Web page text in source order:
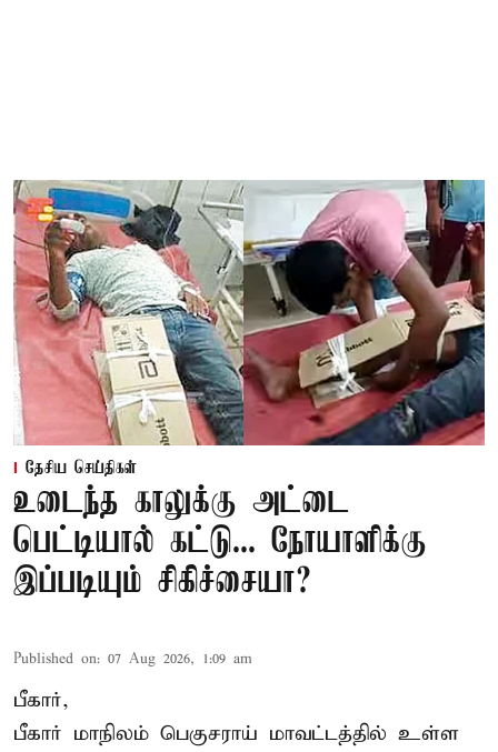
தேசிய செய்திகள்
உடைந்த காலுக்கு அட்டை
பெட்டியால் கட்டு... நோயாளிக்கு
இப்படியும் சிகிச்சையா?
Published on: 07 Aug 2026, 1:09 am
பீகார்,
பீகார் மாநிலம் பெகுசராய் மாவட்டத்தில் உள்ள